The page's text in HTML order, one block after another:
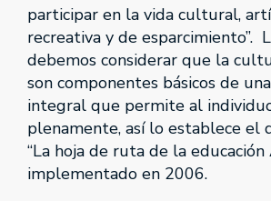
participar en la vida cultural,
recreativa y de esparcimiento”.
debemos considerar que la
son componentes básicos de
integral que permite al
plenamente, así lo establece el
“La hoja de ruta de la educación
implementado en 2006.